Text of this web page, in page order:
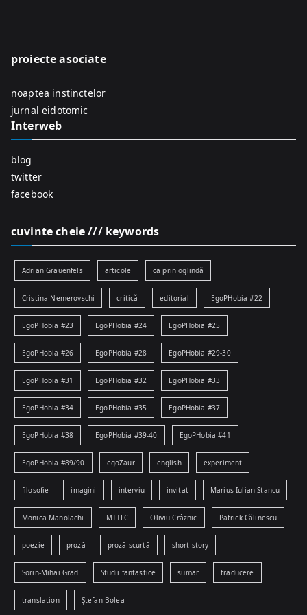
o
proiecte asociate
noaptea instinctelor
jurnal eidotomic
Interweb
blog
twitter
facebook
cuvinte cheie /// keywords
Adrian Grauenfels articole ca prin oglindă
Cristina Nemerovschi critică editorial EgoPHobia #22
EgoPHobia #23 EgoPHobia #24 EgoPHobia #25
EgoPHobia #26 EgoPHobia #28 EgoPHobia #29-30
EgoPHobia #31 EgoPHobia #32 EgoPHobia #33
EgoPHobia #34 EgoPHobia #35 EgoPHobia #37
EgoPHobia #38 EgoPHobia #39-40 EgoPHobia #41
EgoPHobia #89/90 egoZaur english experiment
filosofie imagini interviu invitat Marius-Iulian Stancu
Monica Manolachi MTTLC Oliviu Crâznic Patrick Călinescu
poezie proză proză scurtă short story
Sorin-Mihai Grad Studii fantastice sumar traducere
translation Ștefan Bolea